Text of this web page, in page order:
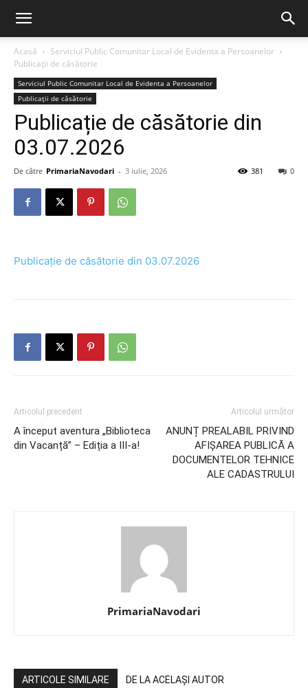
Acasă
Serviciul Public Comunitar Local de Evidenta a Persoanelor
Publicații de căsătorie
Serviciul Public Comunitar Local de Evidenta a Persoanelor
Publicații de căsătorie
Publicație de căsătorie din
03.07.2026
De către PrimariaNavodari - 3 iulie, 2026 0
381
Publicație de căsătorie din 03.07.2026
Articolul precedent
A început aventura „Biblioteca
din Vacanță” – Ediția a III-a!
Articolul următor
ANUNȚ PREALABIL PRIVIND
AFIȘAREA PUBLICĂ A
DOCUMENTELOR TEHNICE
ALE CADASTRULUI
PrimariaNavodari
ARTICOLE SIMILARE DE LA ACELAȘI AUTOR